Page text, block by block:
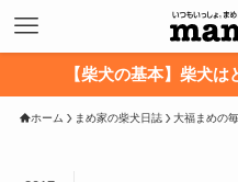
【柴犬の基本】柴犬
ホーム まめ家の柴犬日誌 大福まめの